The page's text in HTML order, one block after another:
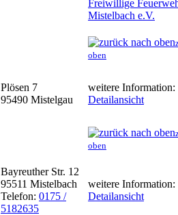
Freiwillige
Mistelbach e.V.
oben
Plösen 7
95490 Mistelgau
weitere Information:
Detailansicht
oben
Bayreuther Str. 12
95511 Mistelbach
Telefon: 0175 /
5182635
weitere Information:
Detailansicht